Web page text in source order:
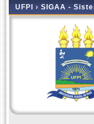
UFPI › SIGAA -